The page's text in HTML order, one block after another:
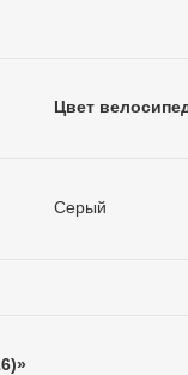
Цвет
Серый